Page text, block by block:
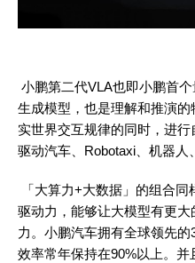
小鹏第二代VLA也即小鹏首
生成模型，也是理解和推演
实世界交互规律的同时，进
驱动汽车、Robotaxi、机器人
「大算力+大数据」的组合同
驱动力，能够让大模型有更
力。小鹏汽车拥有全球领先
效率常年保持在90%以上。